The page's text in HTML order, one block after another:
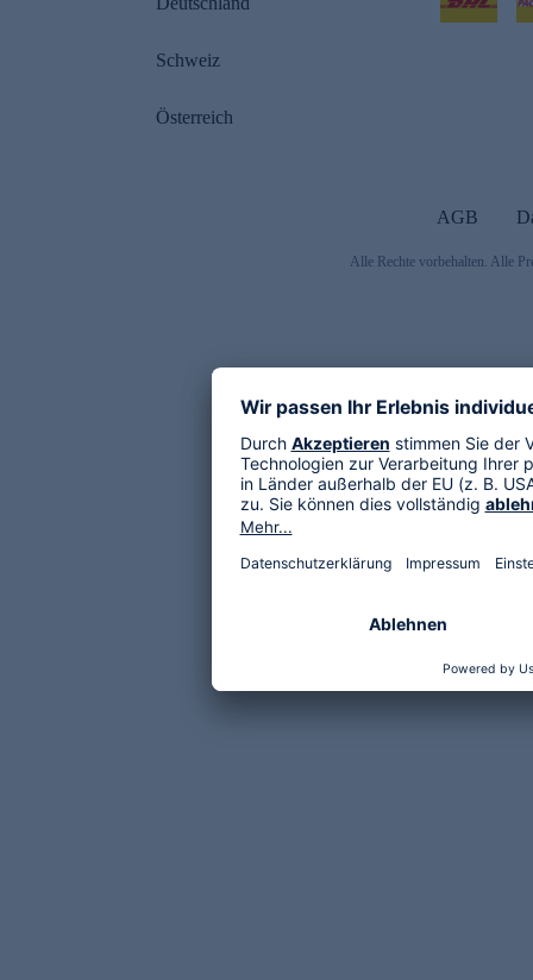
Schweiz
Österreich
AGB
Alle Rechte vorbehalten. Alle